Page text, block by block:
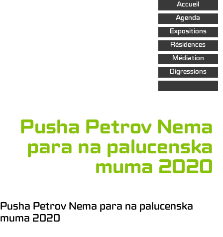
Aller au
contenu
principal
Accueil
Agenda
Expositions
Résidences
Médiation
Digressions
Pusha Petrov Nema
para na palucenska
muma 2020
Pusha Petrov Nema para na palucenska
muma 2020